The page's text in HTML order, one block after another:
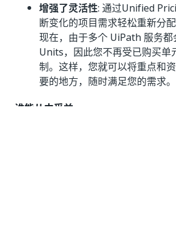
增强了灵活性: 通过Unified
断变化的项目需求轻松重新分
现在，由于多个 UiPath 服务
Units，因此您不再受已购买单
制。这样，您就可以将重点和
要的地方，随时满足您的需求。
谁能从中受益